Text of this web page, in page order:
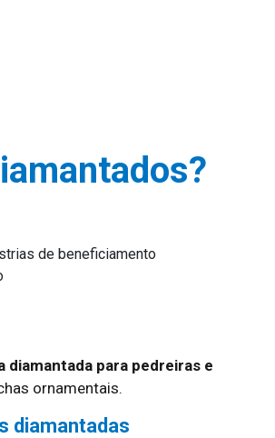
de beneficiamento
diamantada para pedreiras e
ornamentais.
diamantadas